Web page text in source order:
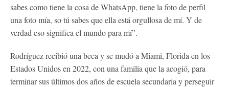
sabes como tiene la cosa de WhatsApp, tiene la foto de perfil
una foto mía, so tú sabes que ella está orgullosa de mí. Y de
verdad eso significa el mundo para mí”.
Rodríguez recibió una beca y se mudó a Miami, Florida en los
Estados Unidos en 2022, con una familia que la acogió, para
terminar sus últimos dos años de escuela secundaria y perseguir